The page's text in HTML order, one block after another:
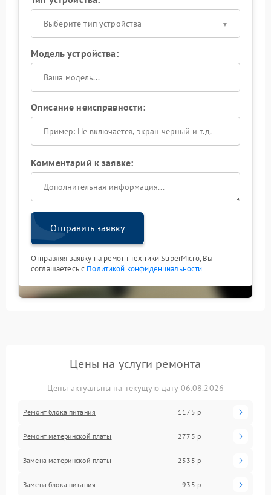
Выберите тип устройства
Модель устройства:
Описание неисправности:
Комментарий к заявке:
Отправить заявку
Отправляя заявку на ремонт техники SuperMicro, Вы
соглашаетесь с Политикой конфиденциальности
Цены на услуги ремонта
Цены актуальны на текущую дату 06.08.2026
Ремонт блока питания 1175 р
Ремонт материнской платы 2775 р
Замена материнской платы 2535 р
Замена блока питания 935 р